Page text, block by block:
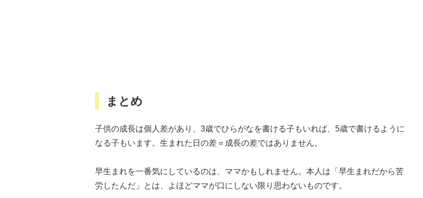
まとめ
子供の成長は個人差があり、3歳でひらがなを書ける子もいれば、5歳で書けるように
なる子もいます。生まれた日の差＝成長の差ではありません。
早生まれを一番気にしているのは、ママかもしれません。本人は「早生まれだから苦
労したんだ」とは、よほどママが口にしない限り思わないものです。